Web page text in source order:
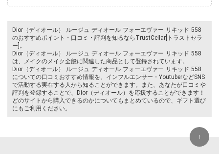
Dior（ディオール） ルージュ ディオール フォーエヴァー リキッド 558
のおすすめポイント・口コミ・評判を知るならTrustCellar[トラストセラ
ー]。
Dior（ディオール） ルージュ ディオール フォーエヴァー リキッド 558
は、メイクのメイク全般に関連した商品として登録されています。
Dior（ディオール） ルージュ ディオール フォーエヴァー リキッド 558
についての口コミおすすめ情報を、インフルエンサー・YoutuberなどSNS
で活動する実在する人から知ることができます。また、あなたが口コミや
評判を登録することで、Dior（ディオール）を応援することができます！
どのサイトから購入できるのかについてもまとめているので、ギフト選び
にもご利用ください。
↑